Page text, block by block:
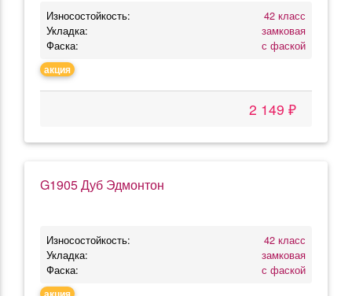
Износостойкость:
42 класс
Укладка:
замковая
Фаска:
с фаской
акция
2 149 ₽
G1905 Дуб Эдмонтон
Износостойкость:
42 класс
Укладка:
замковая
Фаска:
с фаской